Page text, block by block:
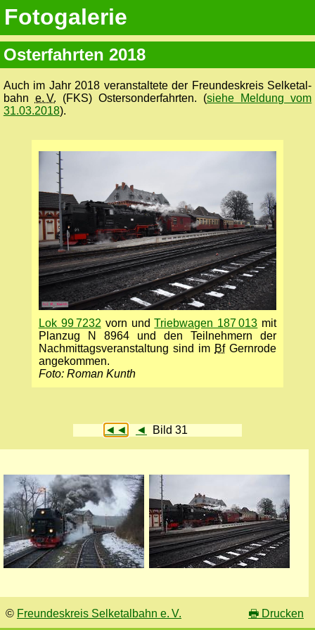
Fotogalerie
Osterfahrten 2018
Auch im Jahr 2018 veranstaltete der Freundes­kreis Selketal­
bahn e. V. (FKS) Ostersonder­fahrten. (siehe Meldung vom
31.03.2018).
Lok 99 7232 vorn undTriebwagen 187 013 mit
Planzug N 8964 und den Teilnehmern der
Nach­mittags­veranstal­tung sind im BfGern­rode
angekommen.
Foto: Roman Kunth
◄◄ ◄ Bild 31
© Freundeskreis Selketalbahn e. V. 🖶 Drucken